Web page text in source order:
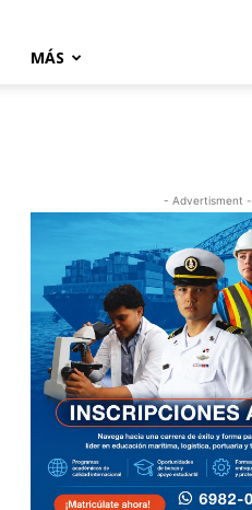
MÁS
- Advertisment -